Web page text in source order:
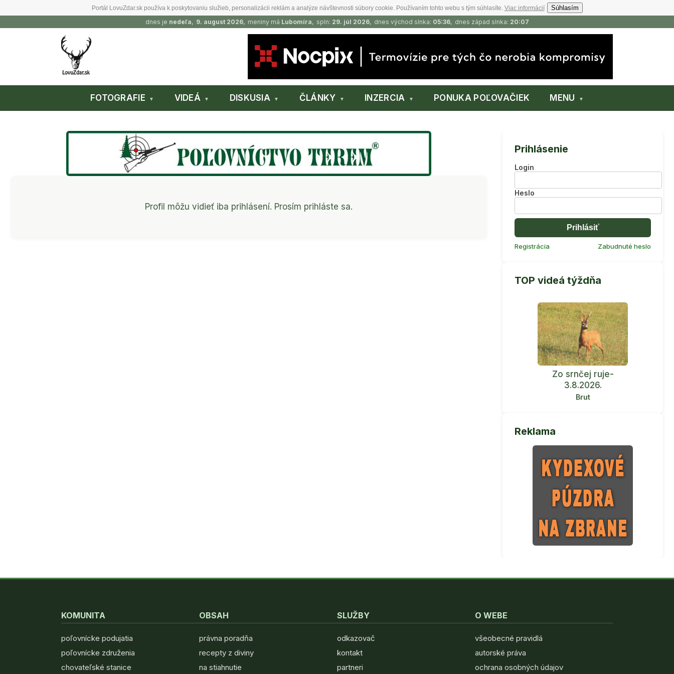
Portál LovuZdar.sk používa k poskytovaniu služieb, personalizácii reklám a analýze návštevnosti súbory cookie. Používaním tohto webu s tým súhlasíte. Viac informácií
Súhlasím
dnes je nedeľa, 9. august 2026, meniny má Lubomíra, spln: 29. júl 2026, dnes východ slnka: 05:36, dnes západ slnka: 20:07
FOTOGRAFIE VIDEÁ DISKUSIA ČLÁNKY INZERCIA PONUKA POĽOVAČIEK MENU
Profil môžu vidieť iba prihlásení. Prosím prihláste sa.
Prihlásenie
Login
Heslo
Prihlásiť
Registrácia Zabudnuté heslo
TOP videá týždňa
Zo srnčej ruje-
3.8.2026.
Brut
Reklama
KOMUNITA
poľovnícke podujatia
poľovnícke združenia
chovateľské stanice
OBSAH
právna poradňa
recepty z diviny
na stiahnutie
SLUŽBY
odkazovač
kontakt
partneri
O WEBE
všeobecné pravidlá
autorské práva
ochrana osobných údajov